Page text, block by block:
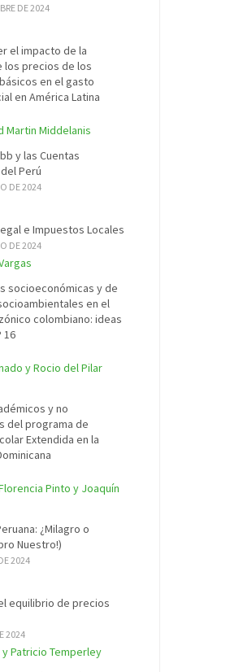
DE 2024
el impacto de la
los precios de los
en el gasto
en América Latina
Martin Middelanis
y las Cuentas
Perú
DE 2024
e Impuestos Locales
DE 2024
socioeconómicas y de
en el
colombiano: ideas
16
y Rocio del Pilar
y no
del programa de
Extendida en la
Pinto y Joaquín
¿Milagro o
Nuestro!)
2024
equilibrio de precios
2024
Patricio Temperley